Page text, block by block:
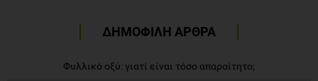
ΔΗΜΟΦΙΛΗ ΑΡΘΡΑ
Φυλλικό οξύ: γιατί είναι τόσο απαραίτητο;